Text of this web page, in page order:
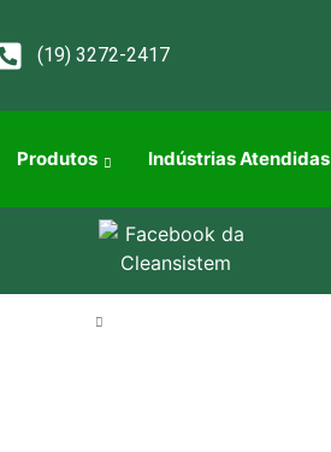
(19) 3272-2417
Produtos Indústrias Atendidas